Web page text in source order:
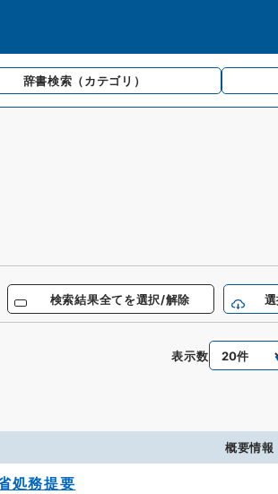
辞書検索 （カテゴリ）
検索結果全てを選択/解除
表示数
概要情報
処務提要